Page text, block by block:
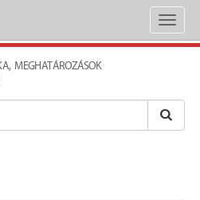
Toggle
MEGHATÁROZÁSOK